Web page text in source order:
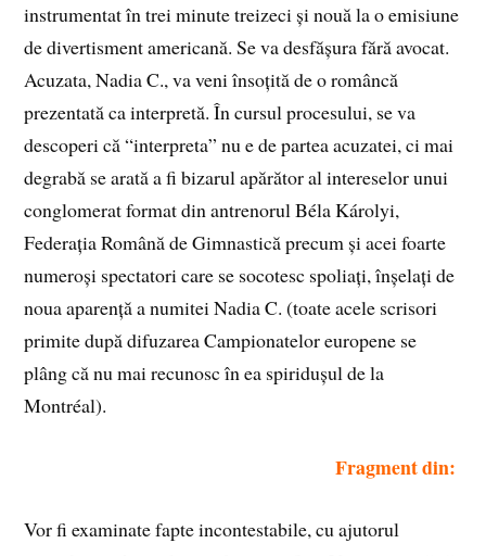
instrumentat în trei minute treizeci și nouă la o emisiune
de divertisment americană. Se va desfășura fără avocat.
Acuzata, Nadia C., va veni însoțită de o româncă
prezentată ca interpretă. În cursul procesului, se va
descoperi că “interpreta” nu e de partea acuzatei, ci mai
degrabă se arată a fi bizarul apărător al intereselor unui
conglomerat format din antrenorul Béla Károlyi,
Federația Română de Gimnastică precum și acei foarte
numeroși spectatori care se socotesc spoliați, înșelați de
noua aparență a numitei Nadia C. (toate acele scrisori
primite după difuzarea Campionatelor europene se
plâng că nu mai recunosc în ea spiridușul de la
Montréal).
Fragment din:
Vor fi examinate fapte incontestabile, cu ajutorul